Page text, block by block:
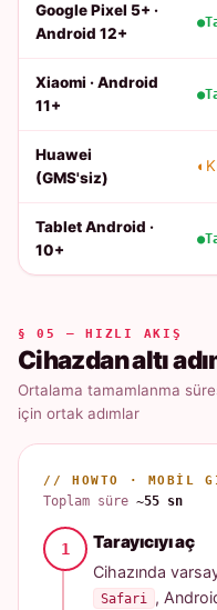
Google Pixel 5+ ·
Android 12+
Xiaomi · Android
11+
Huawei
(GMS'siz)
Tablet Android ·
10+
§ 05 — HIZLI AKIŞ
Cihazdan altı
Ortalama tamamlanma
için ortak adımlar
// HOWTO · MOBIL
Toplam süre~55 sn
Tarayıcıyı aç
Cihazında
Safari ,